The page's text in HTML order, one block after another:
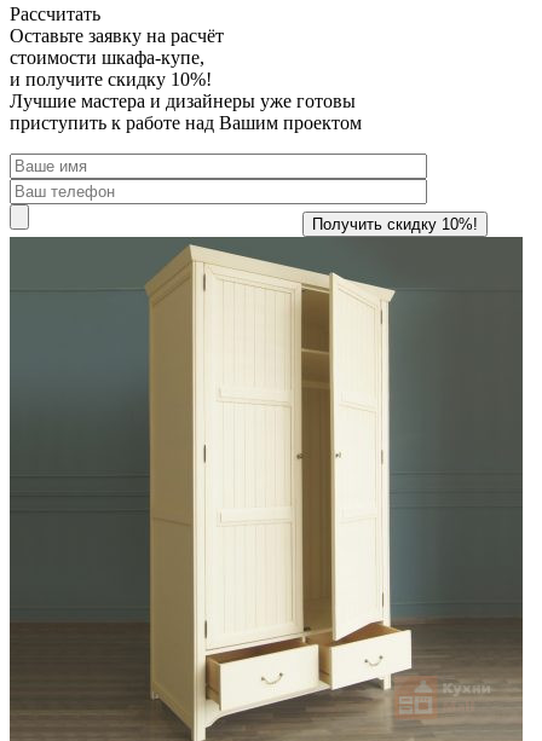
Рассчитать
Оставьте заявку на расчёт
стоимости шкафа-купе,
и получите скидку 10%!
Лучшие мастера и дизайнеры уже готовы
приступить к работе над Вашим проектом